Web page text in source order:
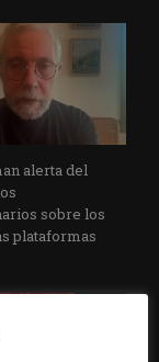
alerta del
sobre los
plataformas